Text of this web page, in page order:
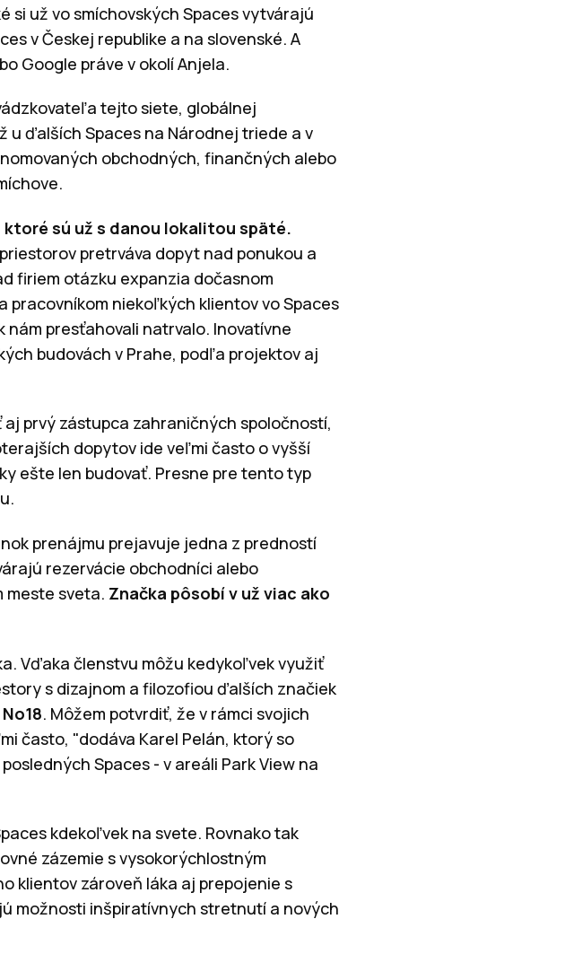
si už vo smíchovských Spaces vytvárajú
v Českej republike a na slovenské. A
Google práve v okolí Anjela.
tejto siete, globálnej
u ďalších Spaces na Národnej triede a v
obchodných, finančných alebo
ktoré sú už s danou lokalitou späté.
pretrváva dopyt nad ponukou a
firiem otázku expanzia dočasnom
pracovníkom niekoľkých klientov vo Spaces
presťahovali natrvalo. Inovatívne
budovách v Prahe, podľa projektov aj
prvý zástupca zahraničných spoločností,
dopytov ide veľmi často o vyšší
ešte len budovať. Presne pre tento typ
prenájmu prejavuje jedna z predností
rezervácie obchodníci alebo
meste sveta. Značka pôsobí v už viac ako
Vďaka členstvu môžu kedykoľvek využiť
s dizajnom a filozofiou ďalších značiek
. Môžem potvrdiť, že v rámci svojich
často, "dodáva Karel Pelán, ktorý so
Spaces - v areáli Park View na
kdekoľvek na svete. Rovnako tak
zázemie s vysokorýchlostným
klientov zároveň láka aj prepojenie s
možnosti inšpiratívnych stretnutí a nových